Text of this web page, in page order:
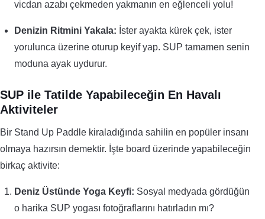
vicdan azabı çekmeden yakmanın en eğlenceli yolu!
Denizin Ritmini Yakala: İster ayakta kürek çek, ister
yorulunca üzerine oturup keyif yap. SUP tamamen senin
moduna ayak uydurur.
SUP ile Tatilde Yapabileceğin En Havalı
Aktiviteler
Bir Stand Up Paddle kiraladığında sahilin en popüler insanı
olmaya hazırsın demektir. İşte board üzerinde yapabileceğin
birkaç aktivite:
Deniz Üstünde Yoga Keyfi: Sosyal medyada gördüğün
o harika SUP yogası fotoğraflarını hatırladın mı?